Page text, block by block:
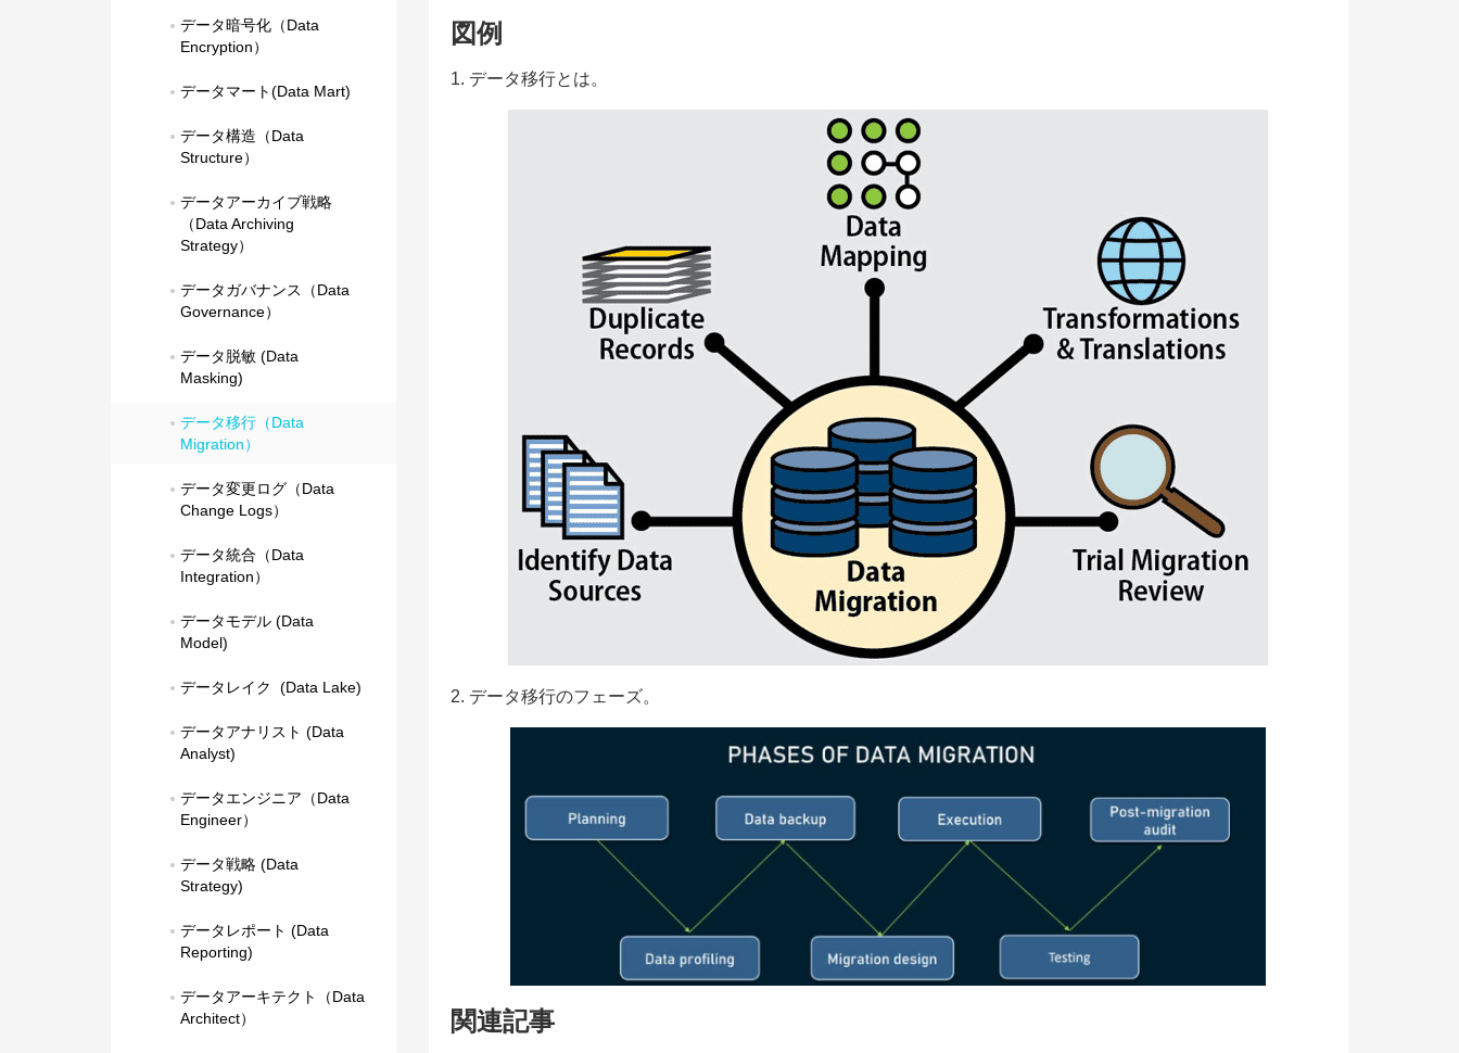
データ暗号化（Data
Encryption）
データマート(Data Mart)
データ構造（Data
Structure）
データアーカイブ戦略
（Data Archiving
Strategy）
データガバナンス（Data
Governance）
データ脱敏 (Data
Masking)
データ移行（Data
Migration）
データ変更ログ（Data
Change Logs）
データ統合（Data
Integration）
データモデル (Data
Model)
データレイク  (Data Lake)
データアナリスト (Data
Analyst)
データエンジニア（Data
Engineer）
データ戦略 (Data
Strategy)
データレポート (Data
Reporting)
データアーキテクト（Data
Architect）
図例
1. データ移行とは。
2. データ移行のフェーズ。
関連記事